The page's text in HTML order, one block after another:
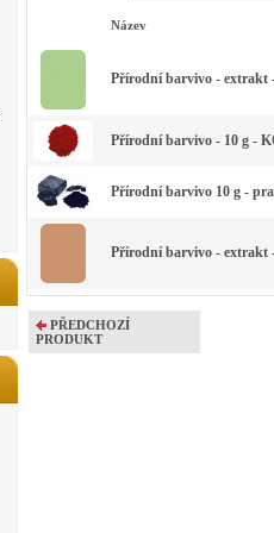
Název
Přírodní barvivo - extrakt
Přírodní barvivo - 10 g -
Přírodní barvivo 10 g -
Přírodní barvivo - extrakt
PŘEDCHOZÍ
PRODUKT